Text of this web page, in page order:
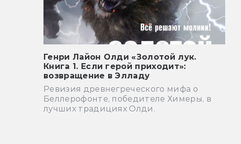
Генри Лайон Олди «Золотой лук.
Книга 1. Если герой приходит»:
возвращение в Элладу
Ревизия древнегреческого мифа о
Беллерофонте, победителе Химеры, в
лучших традициях Олди.